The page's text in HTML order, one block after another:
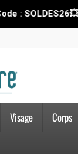
Visage Corps